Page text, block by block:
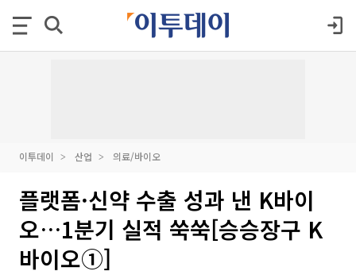
이투데이 산업 의료/바이오
플랫폼·신약 수출 성과 낸 K바이
오…1분기 실적 쑥쑥[승승장구 K
바이오①]